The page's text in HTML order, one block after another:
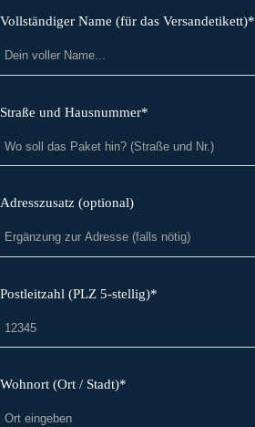
Vollständiger Name (für das Versandetikett)*
Straße und Hausnummer*
Adresszusatz (optional)
Postleitzahl (PLZ 5-stellig)*
Wohnort (Ort / Stadt)*